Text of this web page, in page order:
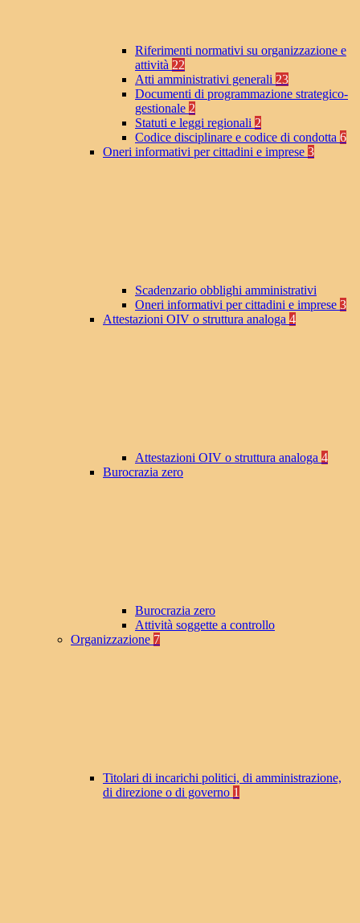
Riferimenti normativi su organizzazione e
attività 22
Atti amministrativi generali 23
Documenti di programmazione strategico-
gestionale 2
Statuti e leggi regionali 2
Codice disciplinare e codice di condotta 6
Oneri informativi per cittadini e imprese 3
Scadenzario obblighi amministrativi
Oneri informativi per cittadini e imprese 3
Attestazioni OIV o struttura analoga 4
Attestazioni OIV o struttura analoga 4
Burocrazia zero
Burocrazia zero
Attività soggette a controllo
Organizzazione 7
Titolari di incarichi politici, di amministrazione,
di direzione o di governo 1